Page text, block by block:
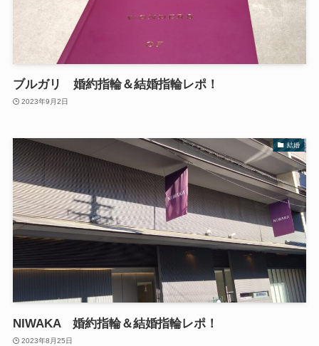
ブルガリ 婚約指輪＆結婚指輪レポ！
2023年9月2日
結婚
NIWAKA 婚約指輪＆結婚指輪レポ！
2023年8月25日